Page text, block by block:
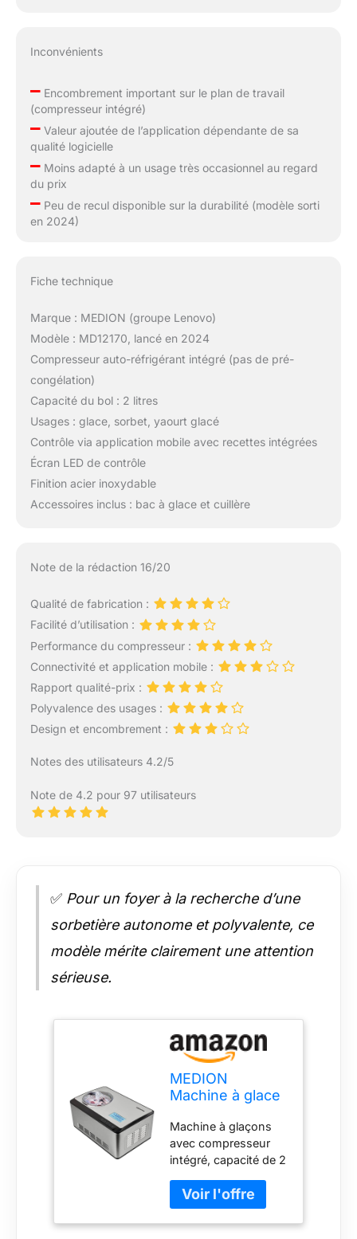
Inconvénients
–Encombrement important sur le plan de travail
(compresseur intégré)
–Valeur ajoutée de l’application dépendante de sa
qualité logicielle
–Moins adapté à un usage très occasionnel au regard
du prix
–Peu de recul disponible sur la durabilité (modèle sorti
en 2024)
Fiche technique
Marque : MEDION (groupe Lenovo)
Modèle : MD12170, lancé en 2024
Compresseur auto-réfrigérant intégré (pas de pré-
congélation)
Capacité du bol : 2 litres
Usages : glace, sorbet, yaourt glacé
Contrôle via application mobile avec recettes intégrées
Écran LED de contrôle
Finition acier inoxydable
Accessoires inclus : bac à glace et cuillère
Note de la rédaction 16/20
Qualité de fabrication :
Facilité d’utilisation :
Performance du compresseur :
Connectivité et application mobile :
Rapport qualité-prix :
Polyvalence des usages :
Design et encombrement :
Notes des utilisateurs 4.2/5
Note de 4.2 pour 97 utilisateurs
✅ Pour un foyer à la recherche d’une
sorbetière autonome et polyvalente, ce
modèle mérite clairement une attention
sérieuse.
MEDION
Machine à glace
réfrigérante
avec
compresseur (2
litres de glace,
convient pour
les crèmes
glacées, les
Machine à glaçons
avec compresseur
intégré, capacité de 2
aluminium, plage de
température de -18°C
et -35°C, et panneau